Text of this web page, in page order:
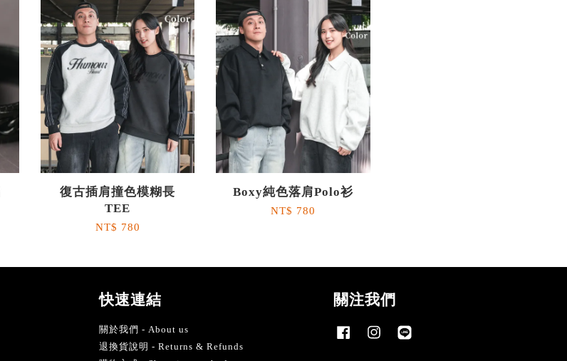
復古插肩撞色模糊長
TEE
NT$ 780
Boxy純色落肩Polo衫
NT$ 780
快速連結
關於我們 - About us
退換貨說明 - Returns & Refunds
關注我們
FacebookInstagram